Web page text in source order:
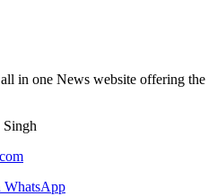
in one News website offering the
WhatsApp